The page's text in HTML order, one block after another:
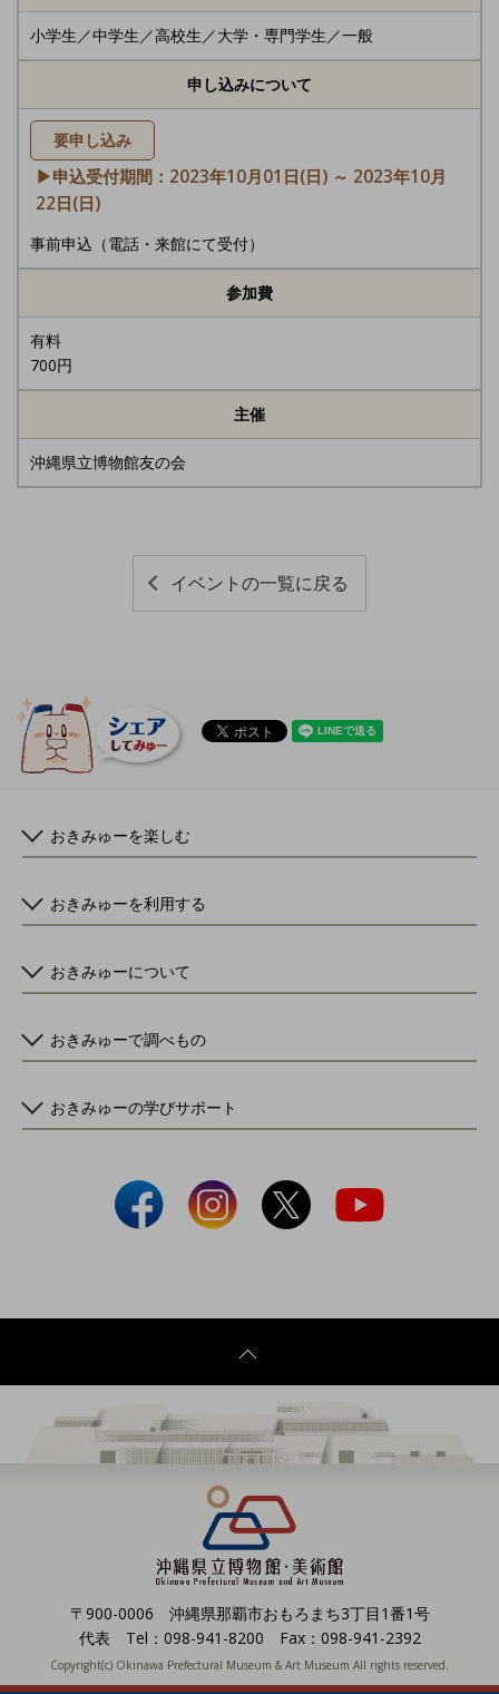
小学生／中学生／高校生／大学・専門学生／一般
申し込みについて
要申し込み
▶申込受付期間：2023年10月01日(日) ～ 2023年10月
22日(日)
事前申込（電話・来館にて受付）
参加費
有料
700円
主催
沖縄県立博物館友の会
イベントの一覧に戻る
おきみゅーを楽しむ
おきみゅーを利用する
おきみゅーについて
おきみゅーで調べもの
おきみゅーの学びサポート
〒900-0006 沖縄県那覇市おもろまち3丁目1番1号
代表 Tel：098-941-8200 Fax：098-941-2392
Copyright(c) Okinawa Prefectural Museum & Art Museum All rights reserved.